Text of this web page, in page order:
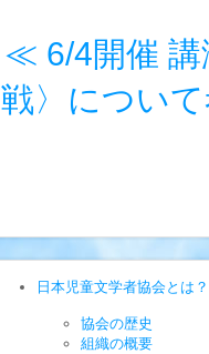
≪ 6/4開催 講
戦〉につい
日本児童文学者協会とは？
協会の歴史
組織の概要